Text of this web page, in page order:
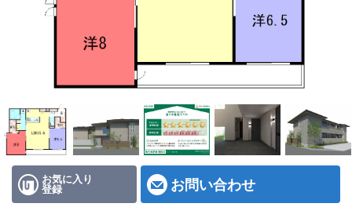
ペット相談OKの賃貸！
ハウスメーカー施工特集！
路線·駅から探す
IT重説について
お気に入り
登録 お問い合わせ